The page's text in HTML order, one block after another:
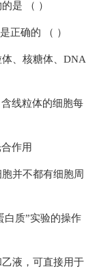
是 （ ）
正确的 （ ）
、核糖体、DNA
线粒体的细胞每
作用
并不都有细胞周
白质”实验的操作
液，可直接用于